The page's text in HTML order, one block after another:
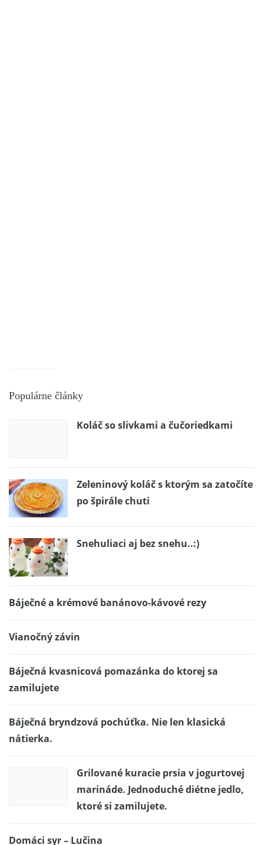
Populárne články
Koláč so slivkami a čučoriedkami
Zeleninový koláč s ktorým sa zatočíte
po špirále chuti
Snehuliaci aj bez snehu..:)
Báječné a krémové banánovo-kávové rezy
Vianočný závin
Báječná kvasnicová pomazánka do ktorej sa
zamilujete
Báječná bryndzová pochúťka. Nie len klasická
nátierka.
Grilované kuracie prsia v jogurtovej
marináde. Jednoduché diétne jedlo,
ktoré si zamilujete.
Domáci syr – Lučina